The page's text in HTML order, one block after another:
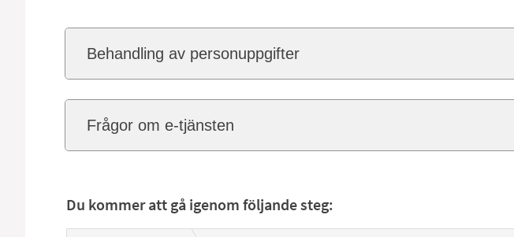
Behandling av personuppgifter
Frågor om e-tjänsten
Du kommer att gå igenom följande steg: